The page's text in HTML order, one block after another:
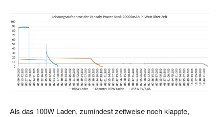
Als das 100W Laden, zumindest zeitweise noch klappte,